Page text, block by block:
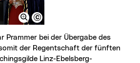
der Regentschaft der fünften
Linz-Ebelsberg-